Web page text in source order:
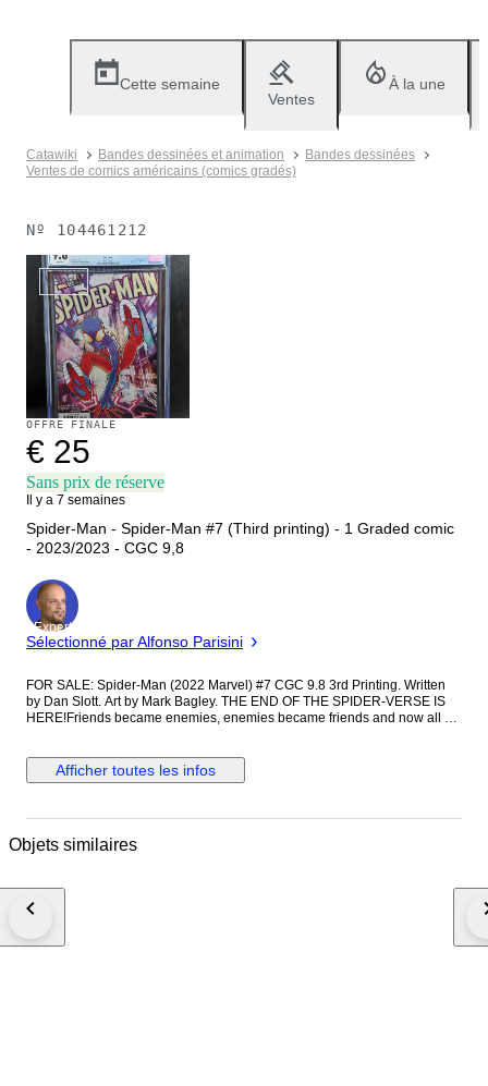
Cette semaine
Ventes
À la une
Catawiki Bandes dessinées et animation
Bandes dessinées
Ventes de comics américains (comics gradés)
Nº 104461212
Vendu
OFFRE FINALE
€ 25
Sans prix de réserve
Il y a 7 semaines
Spider-Man - Spider-Man #7 (Third printing) - 1 Graded comic
- 2023/2023 - CGC 9,8
Expert
Sélectionné par Alfonso Parisini
FOR SALE: Spider-Man (2022 Marvel) #7 CGC 9.8 3rd Printing. Written
by Dan Slott. Art by Mark Bagley. THE END OF THE SPIDER-VERSE IS
HERE!Friends became enemies, enemies became friends and now all of
and the rest of the Spiders win this Spider-War? Will be packeg carefully
and sent with tracking...also can be conbined with other CGC comics I
Afficher toutes les infos
Objets similaires